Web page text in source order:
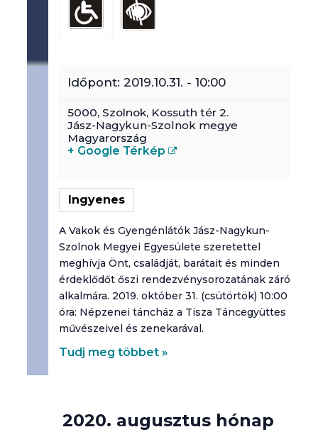
Időpont: 2019.10.31. - 10:00
5000, Szolnok, Kossuth tér 2.
Jász-Nagykun-Szolnok megye
Magyarország
+ Google Térkép
Ingyenes
A Vakok és Gyengénlátók Jász-Nagykun-
Szolnok Megyei Egyesülete szeretettel
meghívja Önt, családját, barátait és minden
érdeklődőt őszi rendezvénysorozatának záró
alkalmára. 2019. október 31. (csütörtök) 10:00
óra: Népzenei táncház a Tisza Táncegyüttes
művészeivel és zenekarával.
Tudj meg többet »
2020. augusztus hónap